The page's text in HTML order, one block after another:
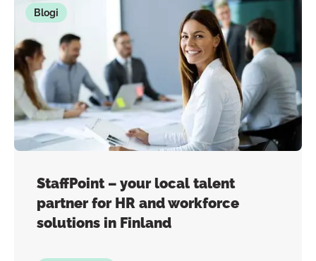
Blogi
StaffPoint – your local talent
partner for HR and workforce
solutions in Finland